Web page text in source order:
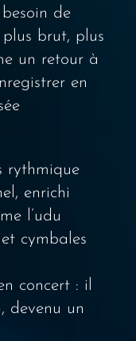
de
brut, plus
un retour à
en
rythmique
enrichi
l’udu
cymbales
concert : il
devenu un